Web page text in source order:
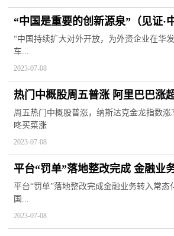
“中国是重要的创新源泉”（见证·
“中国持续扩大对外开放，为外资企业在华
车...
2023-07-08
热门中概股周五普涨 阿里巴巴涨
360数科涨超6%
周五热门中概股普涨，纳斯达克金龙指数涨
咚买菜涨
2023-07-08
平台“罚单”落地整改完成 金融业
平台“罚单”落地整改完成金融业务转入常态
国...
2023-07-08